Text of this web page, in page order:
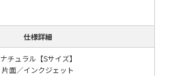
仕様詳細
ナチュラル【Sサイズ】
片面／インクジェット